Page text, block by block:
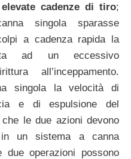
cadenze di tiro;
singola sparasse
a cadenza rapida la
ad un eccessivo
all’inceppamento.
singola la velocità di
e di espulsione del
le due azioni devono
un sistema a canna
operazioni possono